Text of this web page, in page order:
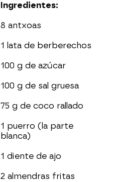
Ingredientes:
8 antxoas
1 lata de berberechos
100 g de azúcar
100 g de sal gruesa
75 g de coco rallado
1 puerro (la parte
blanca)
1 diente de ajo
2 almendras fritas